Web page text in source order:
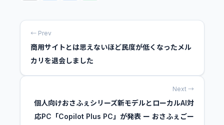
← Prev
商用サイトとは思えないほど民度が低くなったメル
カリを退会しました
Next →
個人向けおさふぇシリーズ新モデルとローカルAI対
応PC「Copilot Plus PC」が発表 ー おさふぇごー